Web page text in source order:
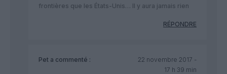
frontières que les États-Unis… Il y aura jamais rien
RÉPONDRE
Pet a commenté :
22 novembre 2017 -
17 h 39 min